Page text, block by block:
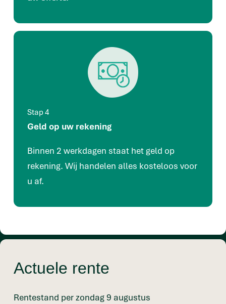
Stap 4
Geld op uw rekening
Binnen 2 werkdagen staat het geld op
rekening. Wij handelen alles kosteloos voor
u af.
Actuele rente
Rentestand per zondag 9 augustus